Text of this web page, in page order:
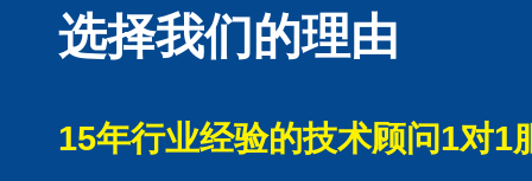
选择我们的理由
15年行业经验的技术顾问1对1